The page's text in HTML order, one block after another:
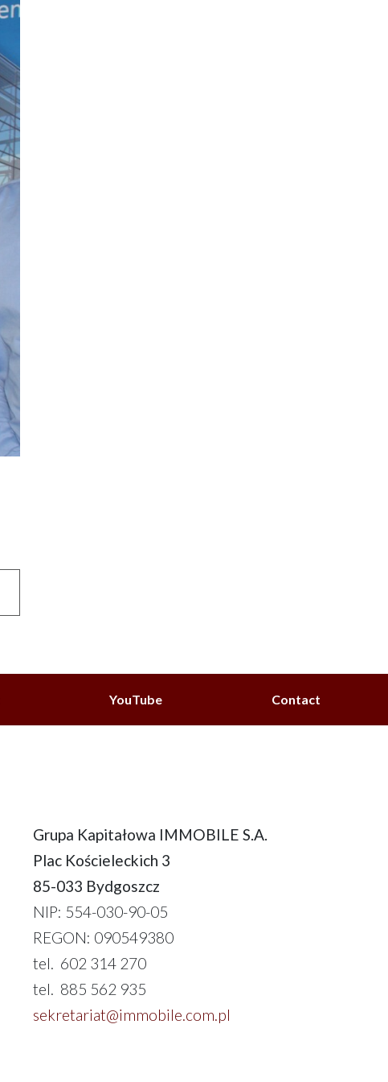
YouTube Contact
Grupa Kapitałowa IMMOBILE S.A.
Plac Kościeleckich 3
85-033 Bydgoszcz
NIP: 554-030-90-05
REGON: 090549380
tel. 602 314 270
tel. 885 562 935
sekretariat@immobile.com.pl